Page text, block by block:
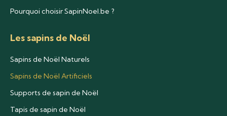
Pourquoi choisir SapinNoel.be ?
Les sapins de Noël
Sapins de Noël Naturels
Sapins de Noël Artificiels
Supports de sapin de Noël
Tapis de sapin de Noël